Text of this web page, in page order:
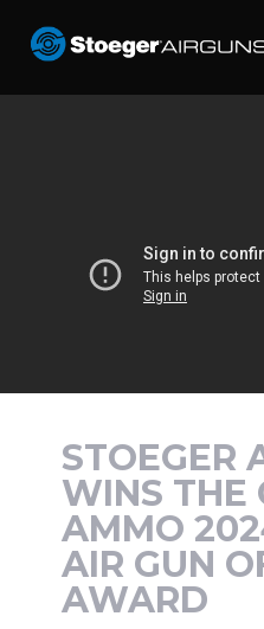
STOEGER
WINS THE
AMMO
AIR GUN
AWARD